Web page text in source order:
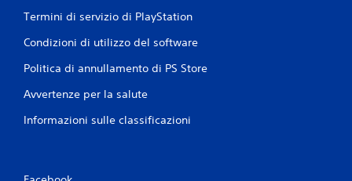
Termini di servizio di PlayStation
Condizioni di utilizzo del software
Politica di annullamento di PS Store
Avvertenze per la salute
Informazioni sulle classificazioni